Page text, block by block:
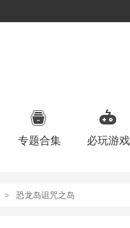
专题合集 必玩游戏
恐龙岛诅咒之岛